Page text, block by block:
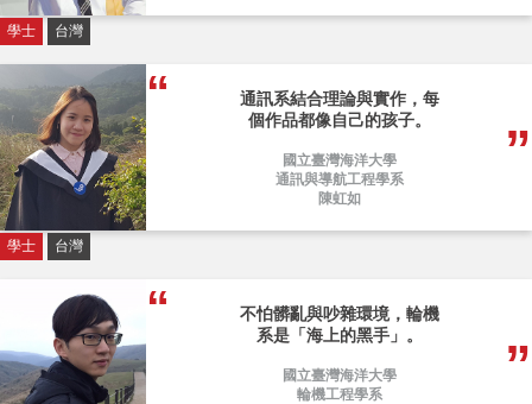
學士 台灣
通訊系結合理論與實作，每
個作品都像自己的孩子。
國立臺灣海洋大學
通訊與導航工程學系
陳虹如
學士 台灣
不怕髒亂與吵雜環境，輪機
系是「海上的黑手」。
國立臺灣海洋大學
輪機工程學系